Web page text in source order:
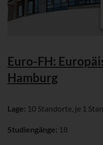
Euro-FH:
Hamburg
Lage: 10 Standorte, je 1
Studiengänge: 18